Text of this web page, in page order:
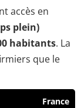
accès en
plein)
habitants. La
que le
France